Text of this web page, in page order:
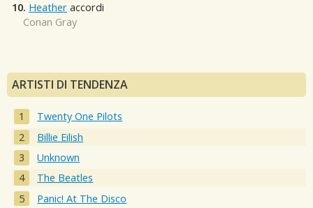
10. Heather accordi
Conan Gray
ARTISTI DI TENDENZA
Twenty One Pilots
Billie Eilish
Unknown
The Beatles
Panic! At The Disco